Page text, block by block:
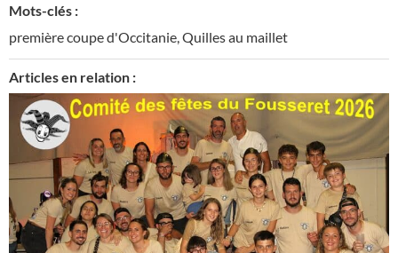
Mots-clés :
première coupe d'Occitanie Quilles au maillet
Articles en relation :